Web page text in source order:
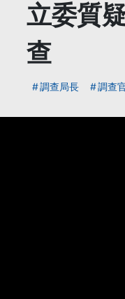
立委質
查
調查局長 調查